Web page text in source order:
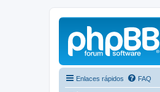
Enlaces rápidos FAQ